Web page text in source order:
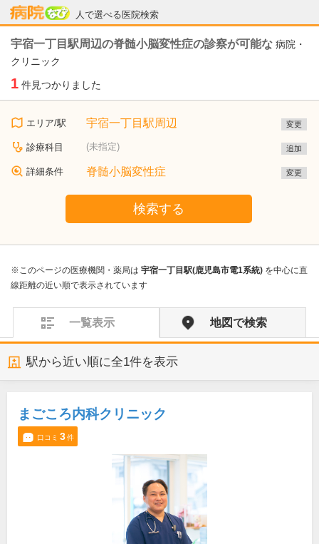
人で選べる医院検索
病院なび
宇宿一丁目駅周辺の脊髄小脳変性症の診察が可能な 病院・
クリニック
1 件見つかりました
エリア/駅 宇宿一丁目駅周辺 変更
診療科目 (未指定) 追加
詳細条件 脊髄小脳変性症 変更
検索する
※このページの医療機関・薬局は 宇宿一丁目駅(鹿児島市電1系統) を中心に直
線距離の近い順で表示されています
一覧表示 地図で検索
駅から近い順に全1件を表示
まごころ内科クリニック
口コミ 3件